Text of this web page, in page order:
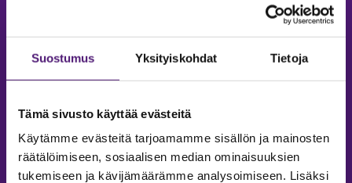
Suostumus Yksityiskohdat Tietoja
Tämä sivusto käyttää evästeitä
Käytämme evästeitä tarjoamamme sisällön ja mainosten
räätälöimiseen, sosiaalisen median ominaisuuksien
tukemiseen ja kävijämäärämme analysoimiseen. Lisäksi